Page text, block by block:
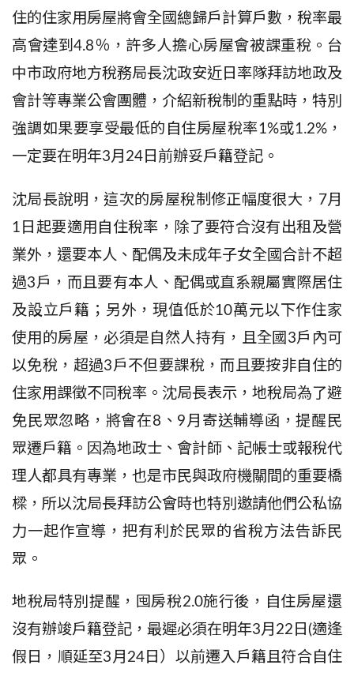
住的住家用房屋將會全國總歸戶計算戶數，稅率最
高會達到4.8％，許多人擔心房屋會被課重稅。台
中市政府地方稅務局長沈政安近日率隊拜訪地政及
會計等專業公會團體，介紹新稅制的重點時，特別
強調如果要享受最低的自住房屋稅率1%或1.2%，
一定要在明年3月24 日前辦妥戶籍登記。
沈局長說明，這次的房屋稅制修正幅度很大， 7月
1 日起要適用自住稅率，除了要符合沒有出租及營
業外，還要本人、配偶及未成年子女全國合計不超
過3 戶，而且要有本人、配偶或直系親屬實際居住
及設立戶籍；另外，現值低於10萬元以下作住家
使用的房屋，必須是自然人持有，且全國 3戶內可
以免稅，超過3 戶不但要課稅，而且要按非自住的
住家用課徵不同稅率。沈局長表示，地稅局為了避
免民眾忽略，將會在8 、 9 月寄送輔導函，提醒民
眾遷戶籍。因為地政士、會計師、記帳士或報稅代
理人都具有專業，也是市民與政府機關間的重要橋
樑，所以沈局長拜訪公會時也特別邀請他們公私協
力一起作宣導 ，把有利於民眾的省稅方法告訴民
眾。
地稅局特別提醒，囤 房稅2.0施行後，
自住房屋還
沒有辦竣戶籍登記，最遲必須在明年3月 22 日 (適逢
假日，順延至3 月 24日）以前遷入戶籍且符合自住